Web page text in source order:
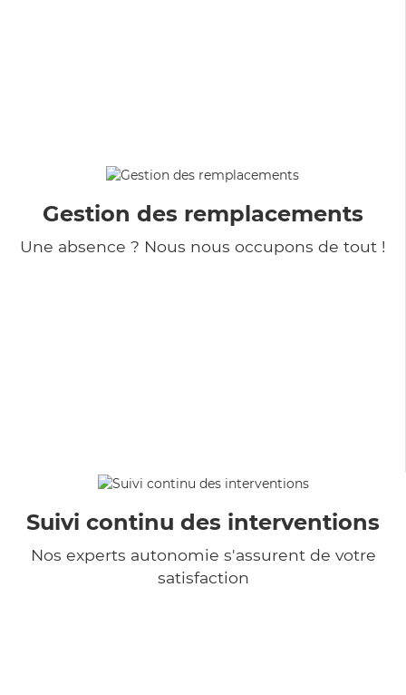
Gestion des remplacements
Une absence ? Nous nous occupons de tout !
Suivi continu des interventions
Nos experts autonomie s'assurent de votre
satisfaction